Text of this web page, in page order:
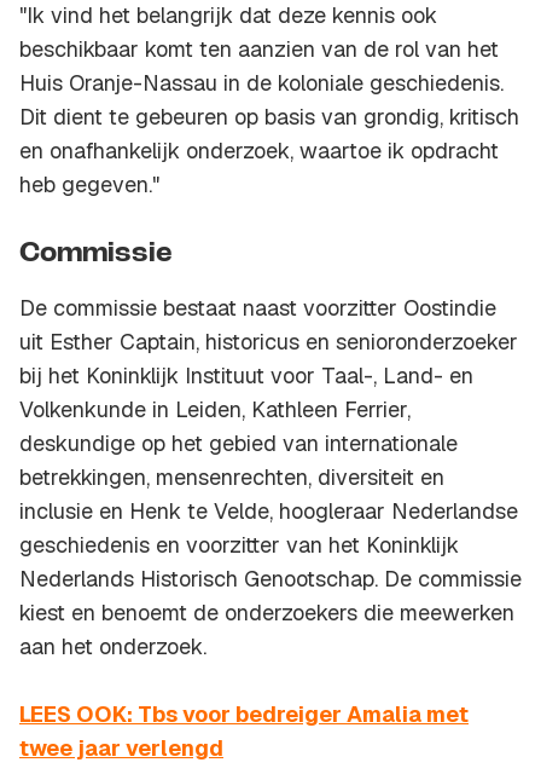
"Ik vind het belangrijk dat deze kennis ook
beschikbaar komt ten aanzien van de rol van het
Huis Oranje-Nassau in de koloniale geschiedenis.
Dit dient te gebeuren op basis van grondig, kritisch
en onafhankelijk onderzoek, waartoe ik opdracht
heb gegeven."
Commissie
De commissie bestaat naast voorzitter Oostindie
uit Esther Captain, historicus en senioronderzoeker
bij het Koninklijk Instituut voor Taal-, Land- en
Volkenkunde in Leiden, Kathleen Ferrier,
deskundige op het gebied van internationale
betrekkingen, mensenrechten, diversiteit en
inclusie en Henk te Velde, hoogleraar Nederlandse
geschiedenis en voorzitter van het Koninklijk
Nederlands Historisch Genootschap. De commissie
kiest en benoemt de onderzoekers die meewerken
aan het onderzoek.
LEES OOK: Tbs voor bedreiger Amalia met
twee jaar verlengd